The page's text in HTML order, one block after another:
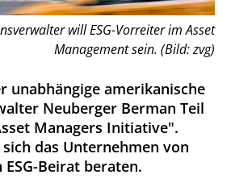
will ESG-Vorreiter im Asset
Management sein. (Bild: zvg)
unabhängige amerikanische
Neuberger Berman Teil
Managers Initiative".
das Unternehmen von
Beirat beraten.